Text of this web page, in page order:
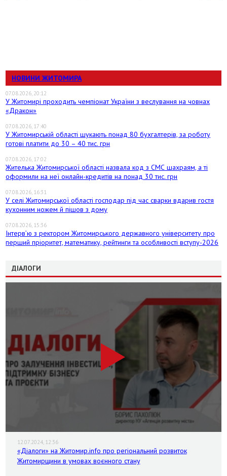
НОВИНИ ЖИТОМИРА
07.08.2026, 20:12
У Житомирі проходить чемпіонат України з веслування на човнах
«Дракон»
07.08.2026, 17:40
У Житомирській області шукають понад 80 бухгалтерів, за роботу
готові платити до 30 – 40 тис. грн
07.08.2026, 17:02
Жителька Житомирської області назвала код з СМС шахраям, а ті
оформили на неї онлайн-кредитів на понад 30 тис. грн
07.08.2026, 16:31
У селі Житомирської області господар під час сварки вдарив гостя
кухонним ножем й пішов з дому
07.08.2026, 15:36
Інтерв’ю з ректором Житомирського державного університету про
перший пріоритет, математику, рейтинги та особливості вступу-2026
ДІАЛОГИ
12.07.2024, 12:36
«Діалоги» на Житомир.info про регіональний розвиток
Житомирщини в умовах воєнного стану